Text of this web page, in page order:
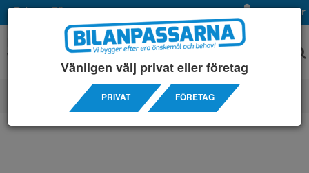
Privat Företag Mina sidor
SERVICEINREDNINGAR/ VOLKSWAGEN/ CADDY MAXI 15-
Vänligen välj privat eller företag
PRIVAT FÖRETAG